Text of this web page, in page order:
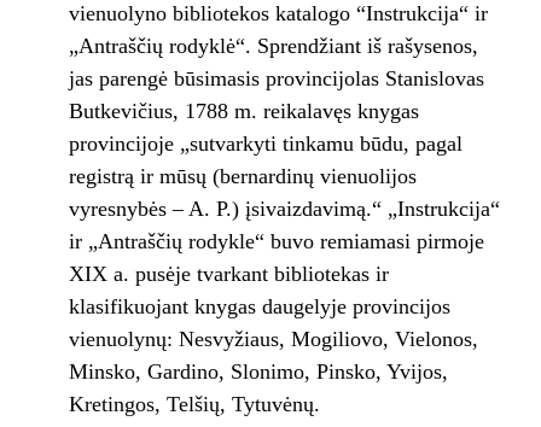
vienuolyno bibliotekos katalogo “Instrukcija“ ir
„Antraščių rodyklė“. Sprendžiant iš rašysenos,
jas parengė būsimasis provincijolas Stanislovas
Butkevičius, 1788 m. reikalavęs knygas
provincijoje „sutvarkyti tinkamu būdu, pagal
registrą ir mūsų (bernardinų vienuolijos
vyresnybės – A. P.) įsivaizdavimą.“ „Instrukcija“
ir „Antraščių rodykle“ buvo remiamasi pirmoje
XIX a. pusėje tvarkant bibliotekas ir
klasifikuojant knygas daugelyje provincijos
vienuolynų: Nesvyžiaus, Mogiliovo, Vielonos,
Minsko, Gardino, Slonimo, Pinsko, Yvijos,
Kretingos, Telšių, Tytuvėnų.